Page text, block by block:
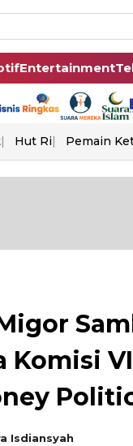
Entertainment
Hut Ri Pemain
Komisi
Isdiansyah